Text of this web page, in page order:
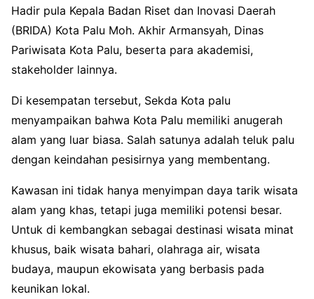
Hadir pula Kepala Badan Riset dan Inovasi Daerah
(BRIDA) Kota Palu Moh. Akhir Armansyah, Dinas
Pariwisata Kota Palu, beserta para akademisi,
stakeholder lainnya.
Di kesempatan tersebut, Sekda Kota palu
menyampaikan bahwa Kota Palu memiliki anugerah
alam yang luar biasa. Salah satunya adalah teluk palu
dengan keindahan pesisirnya yang membentang.
Kawasan ini tidak hanya menyimpan daya tarik wisata
alam yang khas, tetapi juga memiliki potensi besar.
Untuk di kembangkan sebagai destinasi wisata minat
khusus, baik wisata bahari, olahraga air, wisata
budaya, maupun ekowisata yang berbasis pada
keunikan lokal.